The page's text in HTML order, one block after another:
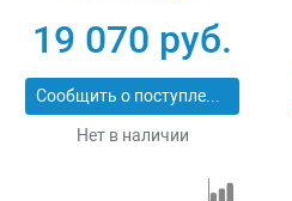
19 070 руб.
Сообщить о поступлении
Нет в наличии